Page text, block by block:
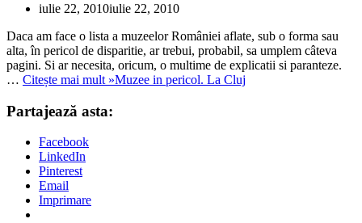
iulie 22, 2010iulie 22, 2010
Daca am face o lista a muzeelor României aflate, sub o forma sau
alta, în pericol de disparitie, ar trebui, probabil, sa umplem câteva
pagini. Si ar necesita, oricum, o multime de explicatii si paranteze.
… Citește mai mult »Muzee in pericol. La Cluj
Partajează asta:
Facebook
LinkedIn
Pinterest
Email
Imprimare